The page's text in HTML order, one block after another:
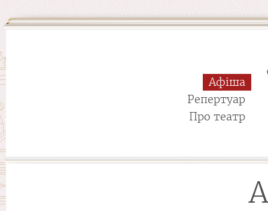
Афіша
Репертуар
Про театр